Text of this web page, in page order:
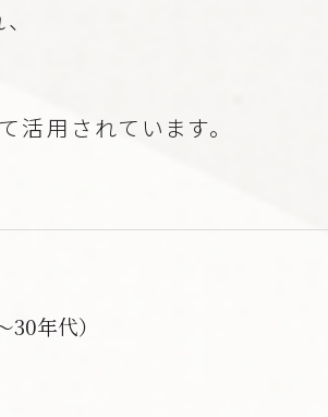
活用されています。
年代）